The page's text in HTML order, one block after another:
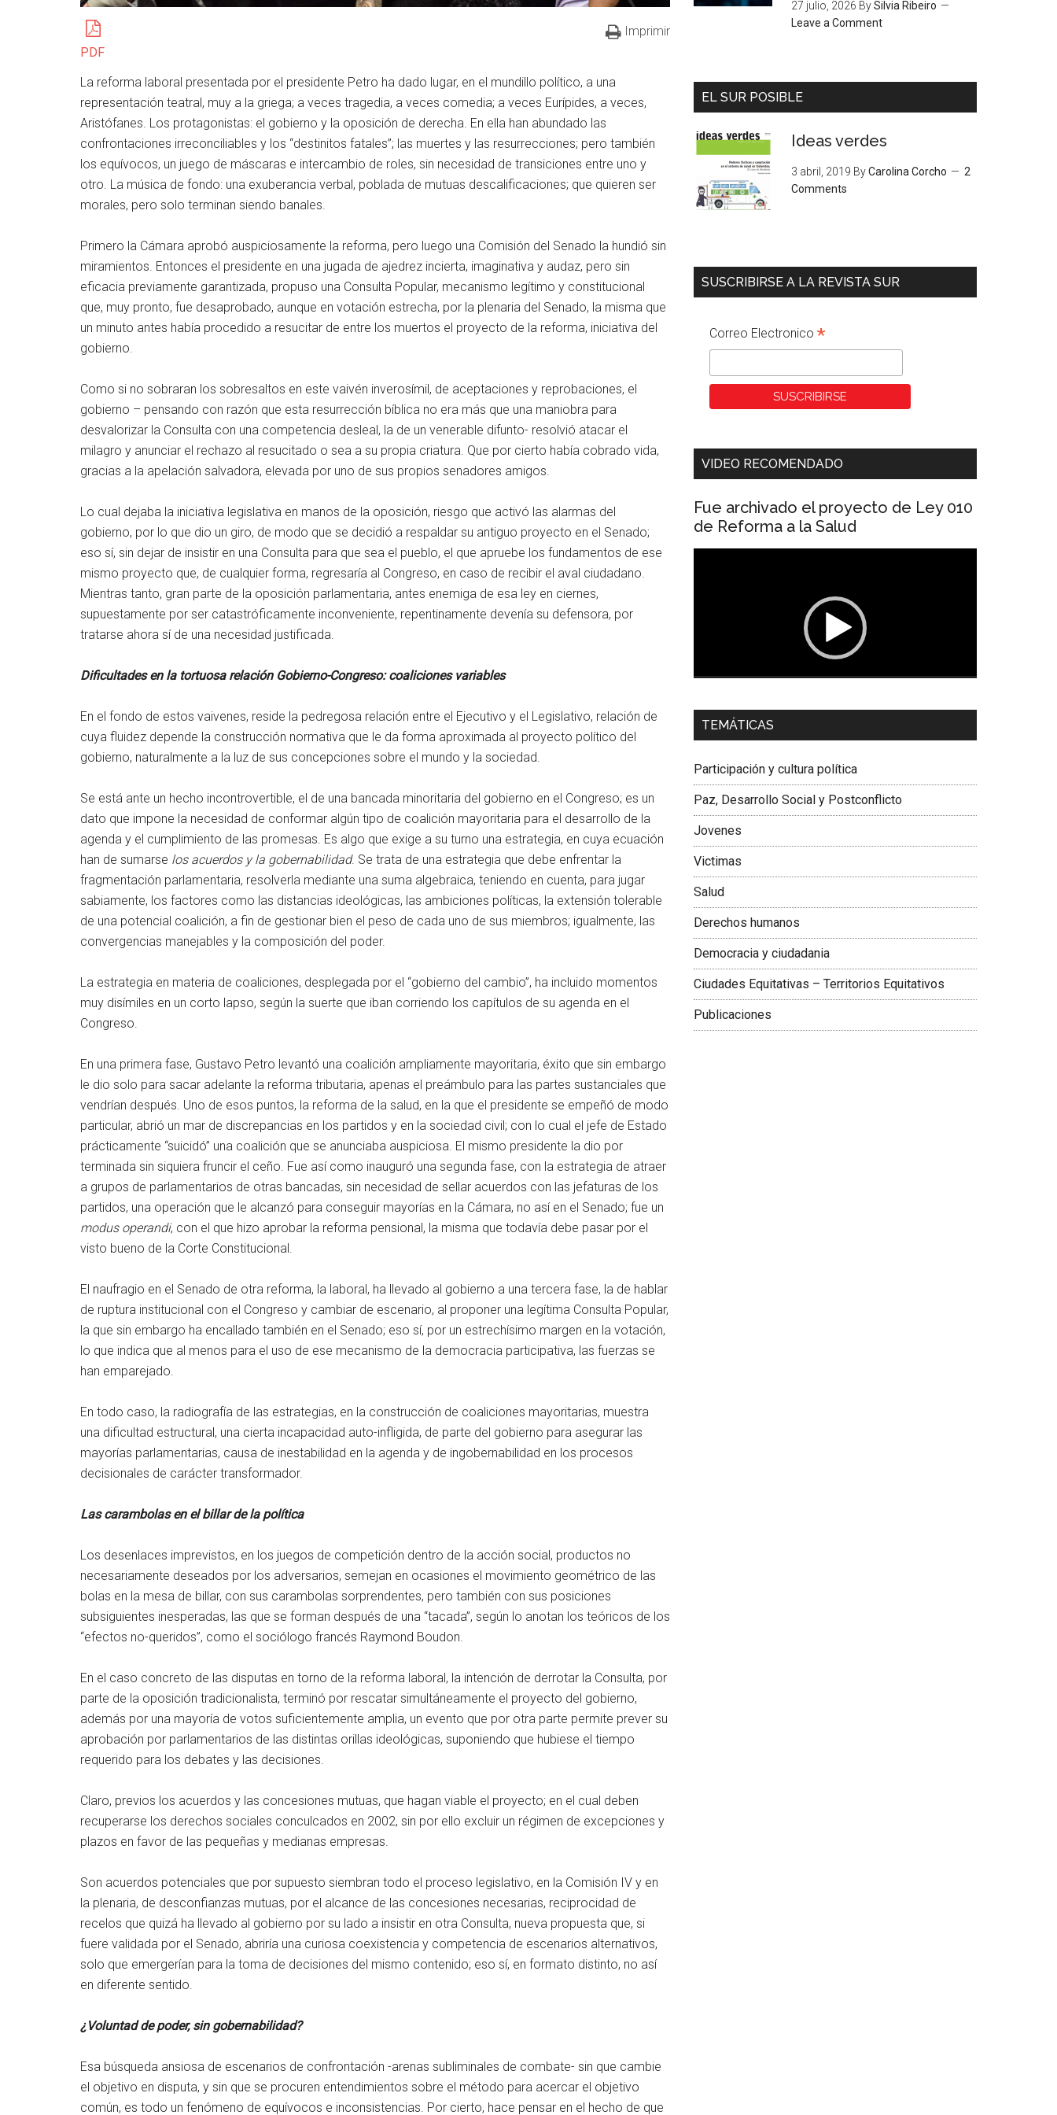
PDF
Imprimir
La reforma laboral presentada por el presidente Petro ha dado lugar, en el mundillo político, a una
representación teatral, muy a la griega; a veces tragedia, a veces comedia; a veces Eurípides, a veces,
Aristófanes. Los protagonistas: el gobierno y la oposición de derecha. En ella han abundado las
confrontaciones irreconciliables y los “destinitos fatales”; las muertes y las resurrecciones; pero también
los equívocos, un juego de máscaras e intercambio de roles, sin necesidad de transiciones entre uno y
otro. La música de fondo: una exuberancia verbal, poblada de mutuas descalificaciones; que quieren ser
morales, pero solo terminan siendo banales.
Primero la Cámara aprobó auspiciosamente la reforma, pero luego una Comisión del Senado la hundió sin
miramientos. Entonces el presidente en una jugada de ajedrez incierta, imaginativa y audaz, pero sin
eficacia previamente garantizada, propuso una Consulta Popular, mecanismo legítimo y constitucional
que, muy pronto, fue desaprobado, aunque en votación estrecha, por la plenaria del Senado, la misma que
un minuto antes había procedido a resucitar de entre los muertos el proyecto de la reforma, iniciativa del
gobierno.
Como si no sobraran los sobresaltos en este vaivén inverosímil, de aceptaciones y reprobaciones, el
gobierno – pensando con razón que esta resurrección bíblica no era más que una maniobra para
desvalorizar la Consulta con una competencia desleal, la de un venerable difunto- resolvió atacar el
milagro y anunciar el rechazo al resucitado o sea a su propia criatura. Que por cierto había cobrado vida,
gracias a la apelación salvadora, elevada por uno de sus propios senadores amigos.
Lo cual dejaba la iniciativa legislativa en manos de la oposición, riesgo que activó las alarmas del
gobierno, por lo que dio un giro, de modo que se decidió a respaldar su antiguo proyecto en el Senado;
eso sí, sin dejar de insistir en una Consulta para que sea el pueblo, el que apruebe los fundamentos de ese
mismo proyecto que, de cualquier forma, regresaría al Congreso, en caso de recibir el aval ciudadano.
Mientras tanto, gran parte de la oposición parlamentaria, antes enemiga de esa ley en ciernes,
supuestamente por ser catastróficamente inconveniente, repentinamente devenía su defensora, por
tratarse ahora sí de una necesidad justificada.
Dificultades en la tortuosa relación Gobierno-Congreso: coaliciones variables
En el fondo de estos vaivenes, reside la pedregosa relación entre el Ejecutivo y el Legislativo, relación de
cuya fluidez depende la construcción normativa que le da forma aproximada al proyecto político del
gobierno, naturalmente a la luz de sus concepciones sobre el mundo y la sociedad.
Se está ante un hecho incontrovertible, el de una bancada minoritaria del gobierno en el Congreso; es un
dato que impone la necesidad de conformar algún tipo de coalición mayoritaria para el desarrollo de la
agenda y el cumplimiento de las promesas. Es algo que exige a su turno una estrategia, en cuya ecuación
han de sumarse los acuerdos y la gobernabilidad. Se trata de una estrategia que debe enfrentar la
fragmentación parlamentaria, resolverla mediante una suma algebraica, teniendo en cuenta, para jugar
sabiamente, los factores como las distancias ideológicas, las ambiciones políticas, la extensión tolerable
de una potencial coalición, a fin de gestionar bien el peso de cada uno de sus miembros; igualmente, las
convergencias manejables y la composición del poder.
La estrategia en materia de coaliciones, desplegada por el “gobierno del cambio”, ha incluido momentos
muy disímiles en un corto lapso, según la suerte que iban corriendo los capítulos de su agenda en el
Congreso.
En una primera fase, Gustavo Petro levantó una coalición ampliamente mayoritaria, éxito que sin embargo
le dio solo para sacar adelante la reforma tributaria, apenas el preámbulo para las partes sustanciales que
vendrían después. Uno de esos puntos, la reforma de la salud, en la que el presidente se empeñó de modo
particular, abrió un mar de discrepancias en los partidos y en la sociedad civil; con lo cual el jefe de Estado
prácticamente “suicidó” una coalición que se anunciaba auspiciosa. El mismo presidente la dio por
terminada sin siquiera fruncir el ceño. Fue así como inauguró una segunda fase, con la estrategia de atraer
a grupos de parlamentarios de otras bancadas, sin necesidad de sellar acuerdos con las jefaturas de los
partidos, una operación que le alcanzó para conseguir mayorías en la Cámara, no así en el Senado; fue un
modus operandi, con el que hizo aprobar la reforma pensional, la misma que todavía debe pasar por el
visto bueno de la Corte Constitucional.
El naufragio en el Senado de otra reforma, la laboral, ha llevado al gobierno a una tercera fase, la de hablar
de ruptura institucional con el Congreso y cambiar de escenario, al proponer una legítima Consulta Popular,
la que sin embargo ha encallado también en el Senado; eso sí, por un estrechísimo margen en la votación,
lo que indica que al menos para el uso de ese mecanismo de la democracia participativa, las fuerzas se
han emparejado.
En todo caso, la radiografía de las estrategias, en la construcción de coaliciones mayoritarias, muestra
una dificultad estructural, una cierta incapacidad auto-infligida, de parte del gobierno para asegurar las
mayorías parlamentarias, causa de inestabilidad en la agenda y de ingobernabilidad en los procesos
decisionales de carácter transformador.
Las carambolas en el billar de la política
Los desenlaces imprevistos, en los juegos de competición dentro de la acción social, productos no
necesariamente deseados por los adversarios, semejan en ocasiones el movimiento geométrico de las
bolas en la mesa de billar, con sus carambolas sorprendentes, pero también con sus posiciones
subsiguientes inesperadas, las que se forman después de una “tacada”, según lo anotan los teóricos de los
“efectos no-queridos”, como el sociólogo francés Raymond Boudon.
En el caso concreto de las disputas en torno de la reforma laboral, la intención de derrotar la Consulta, por
parte de la oposición tradicionalista, terminó por rescatar simultáneamente el proyecto del gobierno,
además por una mayoría de votos suficientemente amplia, un evento que por otra parte permite prever su
aprobación por parlamentarios de las distintas orillas ideológicas, suponiendo que hubiese el tiempo
requerido para los debates y las decisiones.
Claro, previos los acuerdos y las concesiones mutuas, que hagan viable el proyecto; en el cual deben
recuperarse los derechos sociales conculcados en 2002, sin por ello excluir un régimen de excepciones y
plazos en favor de las pequeñas y medianas empresas.
Son acuerdos potenciales que por supuesto siembran todo el proceso legislativo, en la Comisión IV y en
la plenaria, de desconfianzas mutuas, por el alcance de las concesiones necesarias, reciprocidad de
recelos que quizá ha llevado al gobierno por su lado a insistir en otra Consulta, nueva propuesta que, si
fuere validada por el Senado, abriría una curiosa coexistencia y competencia de escenarios alternativos,
solo que emergerían para la toma de decisiones del mismo contenido; eso sí, en formato distinto, no así
en diferente sentido.
¿Voluntad de poder, sin gobernabilidad?
Esa búsqueda ansiosa de escenarios de confrontación -arenas subliminales de combate- sin que cambie
el objetivo en disputa, y sin que se procuren entendimientos sobre el método para acercar el objetivo
común, es todo un fenómeno de equívocos e inconsistencias. Por cierto, hace pensar en el hecho de que
27 julio, 2026 BySilvia Ribeiro
Leave a Comment
EL SUR POSIBLE
Ideas verdes
3 abril, 2019 ByCarolina Corcho
2
Comments
SUSCRIBIRSE A LA REVISTA SUR
Correo Electronico *
VIDEO RECOMENDADO
Fue archivado el proyecto de Ley 010
de Reforma a la Salud
Dra. Carolina Corcho Mejía,
Latinoamericana Sur, Vicepresidenta Federación
TEMÁTICAS
Participación y cultura política
Paz, Desarrollo Social y Postconflicto
Jovenes
Victimas
Salud
Derechos humanos
Democracia y ciudadania
Ciudades Equitativas – Territorios Equitativos
Publicaciones